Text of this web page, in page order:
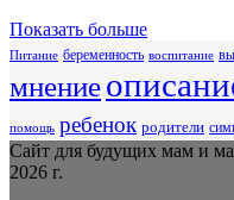
Показать больше
Питание беременность воспитание
мнение
помощь ребенок родители
Сайт для будущих мам и
2026 г.